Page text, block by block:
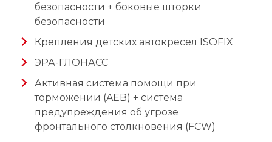
безопасности + боковые шторки
безопасности
Крепления детских автокресел ISOFIX
ЭРА-ГЛОНАСС
Активная система помощи при
торможении (AEB) + система
предупреждения об угрозе
фронтального столкновения (FCW)